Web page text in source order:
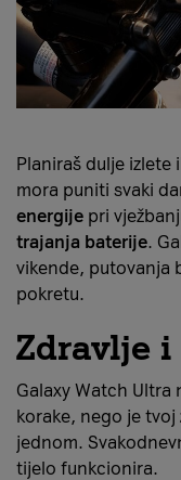
Planiraš dulje izlete
mora puniti svaki
energije pri
trajanja baterije.
vikende, putovanja
pokretu.
Zdravlje
Galaxy Watch Ultra
korake, nego je tvoj
jednom.
tijelo funkcionira.